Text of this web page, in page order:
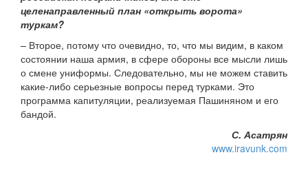
целенаправленный план «открыть ворота»
туркам?
– Второе, потому что очевидно, то, что мы видим, в каком
состоянии наша армия, в сфере обороны все мысли лишь
о смене униформы. Следовательно, мы не можем ставить
какие-либо серьезные вопросы перед турками. Это
программа капитуляции, реализуемая Пашиняном и его
бандой.
С. Асатрян
www.iravunk.com